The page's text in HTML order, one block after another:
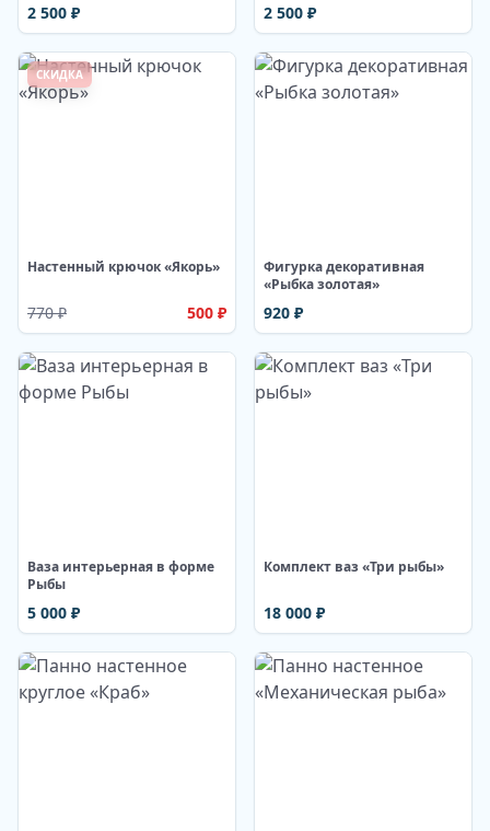
2 500 ₽ 2 500 ₽
СКИДКА
Настенный крючок «Якорь»
770₽ 500 ₽
Фигурка декоративная
«Рыбка золотая»
920 ₽
Ваза интерьерная в форме
Рыбы
5 000 ₽
Комплект ваз «Три рыбы»
18 000 ₽